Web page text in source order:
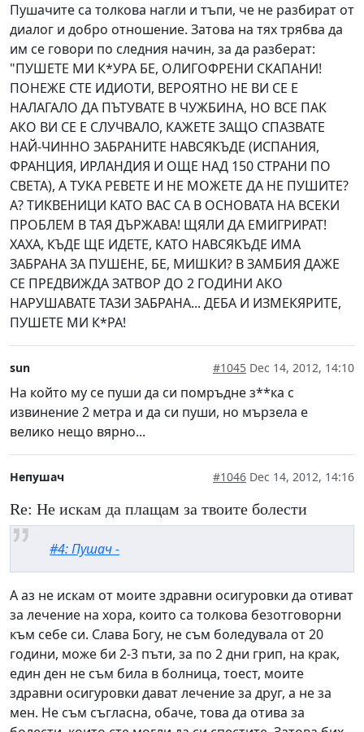
Пушачите са толкова нагли и тъпи, че не разбират от
диалог и добро отношение. Затова на тях трябва да
им се говори по следния начин, за да разберат:
"ПУШЕТЕ МИ К*УРА БЕ, ОЛИГОФРЕНИ СКАПАНИ!
ПОНЕЖЕ СТЕ ИДИОТИ, ВЕРОЯТНО НЕ ВИ СЕ Е
НАЛАГАЛО ДА ПЪТУВАТЕ В ЧУЖБИНА, НО ВСЕ ПАК
АКО ВИ СЕ Е СЛУЧВАЛО, КАЖЕТЕ ЗАЩО СПАЗВАТЕ
НАЙ-ЧИННО ЗАБРАНИТЕ НАВСЯКЪДЕ (ИСПАНИЯ,
ФРАНЦИЯ, ИРЛАНДИЯ И ОЩЕ НАД 150 СТРАНИ ПО
СВЕТА), А ТУКА РЕВЕТЕ И НЕ МОЖЕТЕ ДА НЕ ПУШИТЕ?
А? ТИКВЕНИЦИ КАТО ВАС СА В ОСНОВАТА НА ВСЕКИ
ПРОБЛЕМ В ТАЯ ДЪРЖАВА! ЩЯЛИ ДА ЕМИГРИРАТ!
ХАХА, КЪДЕ ЩЕ ИДЕТЕ, КАТО НАВСЯКЪДЕ ИМА
ЗАБРАНА ЗА ПУШЕНЕ, БЕ, МИШКИ? В ЗАМБИЯ ДАЖЕ
СЕ ПРЕДВИЖДА ЗАТВОР ДО 2 ГОДИНИ АКО
НАРУШАВАТЕ ТАЗИ ЗАБРАНА... ДЕБА И ИЗМЕКЯРИТЕ,
ПУШЕТЕ МИ К*РА!
sun #1045 Dec 14, 2012, 14:10
На който му се пуши да си помръдне з**ка с
извинение 2 метра и да си пуши, но мързела е
велико нещо вярно...
Непушач #1046 Dec 14, 2012, 14:16
Re: Не искам да плащам за твоите болести
#4: Пушач -
А аз не искам от моите здравни осигуровки да отиват
за лечение на хора, които са толкова безотговорни
към себе си. Слава Богу, не съм боледувала от 20
години, може би 2-3 пъти, за по 2 дни грип, на крак,
един ден не съм била в болница, тоест, моите
здравни осигуровки дават лечение за друг, а не за
мен. Не съм съгласна, обаче, това да отива за